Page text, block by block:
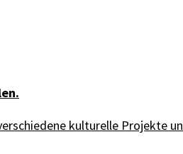
kulturelle Projekte